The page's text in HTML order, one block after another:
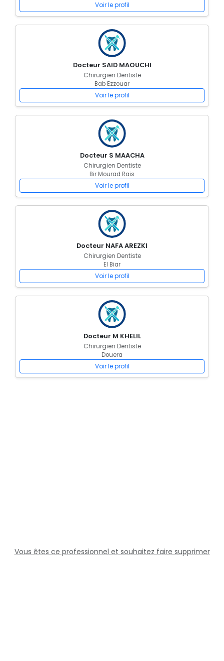
Voir le profil
Docteur SAID MAOUCHI
Chirurgien Dentiste
Bab Ezzouar
Voir le profil
Docteur S MAACHA
Chirurgien Dentiste
Bir Mourad Rais
Voir le profil
Docteur NAFA AREZKI
Chirurgien Dentiste
El Biar
Voir le profil
Docteur M KHELIL
Chirurgien Dentiste
Douera
Voir le profil
Vous êtes ce professionnel et souhaitez faire supprimer